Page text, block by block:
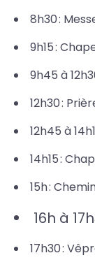
8h30 :
9h15 :
9h45 à
12h30 :
12h45 à
14h15 :
15h :
16h à
17h30 :